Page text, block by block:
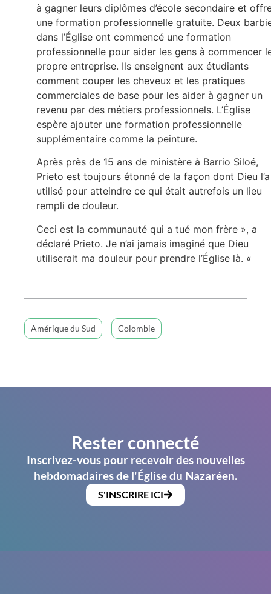
à gagner leurs diplômes d’école secondaire et
une formation professionnelle gratuite. Deux
dans l’Église ont commencé une formation
professionnelle pour aider les gens à commencer
propre entreprise. Ils enseignent aux étudiants
comment couper les cheveux et les pratiques
commerciales de base pour les aider à gagner un
revenu par des métiers professionnels. L’Église
espère ajouter une formation professionnelle
supplémentaire comme la peinture.
Après près de 15 ans de ministère à Barrio Siloé,
Prieto est toujours étonné de la façon dont Dieu l’a
utilisé pour atteindre ce qui était autrefois un lieu
rempli de douleur.
Ceci est la communauté qui a tué mon frère », a
déclaré Prieto. Je n’ai jamais imaginé que Dieu
utiliserait ma douleur pour prendre l’Église là. «
Amérique du Sud Colombie
Rester connecté
Inscrivez-vous pour recevoir des nouvelles
hebdomadaires de l'Église du Nazaréen.
S'INSCRIRE ICI